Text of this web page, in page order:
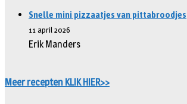
Snelle mini pizzaatjes van pittabroodjes
11 april 2026
Erik Manders
Meer recepten KLIK HIER>>